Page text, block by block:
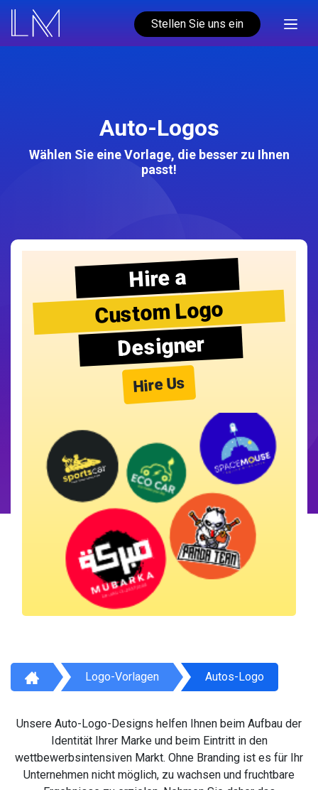
Stellen Sie uns ein
Auto-Logos
Wählen Sie eine Vorlage, die besser zu Ihnen
passt!
Hire a
Custom Logo
Designer
Hire Us
Logo-Vorlagen Autos-Logo
Unsere Auto-Logo-Designs helfen Ihnen beim Aufbau der
Identität Ihrer Marke und beim Eintritt in den
wettbewerbsintensiven Markt. Ohne Branding ist es für Ihr
Unternehmen nicht möglich, zu wachsen und fruchtbare